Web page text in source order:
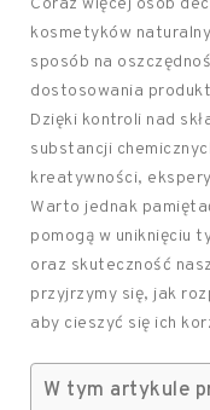
Coraz więcej osób
kosmetyków
sposób na
dostosowania
Dzięki kontroli nad
substancji
kreatywności,
Warto jednak
pomogą w uniknięciu
oraz skuteczność
przyjrzymy się, jak
aby cieszyć się ich
W tym artykule